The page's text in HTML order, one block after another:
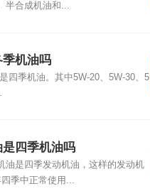
半合成机油和...
机油吗
四季机油。其中5W-20、5W-30、5
四季机油吗
油是四季发动机油，这样的发动机
季中正常使用...